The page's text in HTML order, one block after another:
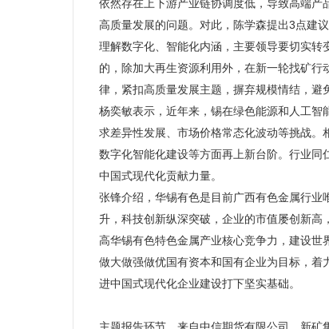
依然存在上下游产业链协调度低，导致高端
高质量发展的问题。对此，陈学森提出3点建
理解数字化、智能化内涵，主要领导要切实
的，除加大再生资源利用外，在新一轮找矿
律，紧扣高质量发展主题，摒弃规模情结，避
杨奕敏表示，近年来，锡在绿色能源和人工
求差异性发展、市场价格常态化波动等挑战
数字化智能化建设等方面再上新台阶。行业
中国式现代化贡献力量。
张锋介绍，华锡有色是目前广西有色金属行
升，科技创新纵深突破，企业的市值屡创新
高华锡有色特色金属产业核心竞争力，建设
做大做强做优国有资本和国有企业为目标，
进中国式现代化企业建设打下坚实基础。